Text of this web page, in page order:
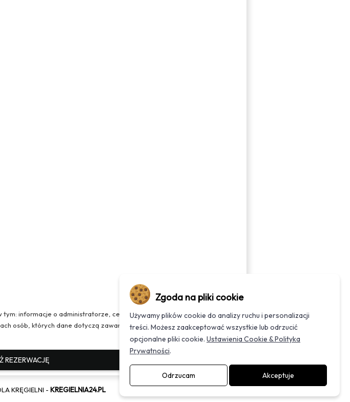
informacje o administratorze, celach, zakresie i podstawie
osób, których dane dotyczą zawarte są wpolityce prywatności.
REZERWACJĘ
KRĘGIELNI - KREGIELNIA24.PL
Zgoda na pliki cookie
Używamy plików cookie do analizy ruchu i personalizacji
treści. Możesz zaakceptować wszystkie lub odrzucić
opcjonalne pliki cookie. Ustawienia Cookie & Polityka
Prywatności.
Odrzucam Akceptuje